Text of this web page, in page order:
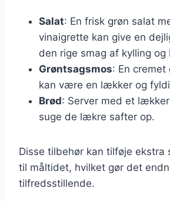
Salat: En frisk grøn salat
vinaigrette kan give en
den rige smag af kylling og
Grøntsagsmos: En cremet
kan være en lækker og
Brød: Server med et
suge de lækre safter op.
Disse tilbehør kan tilføje ekstra
til måltidet, hvilket gør det
tilfredsstillende.